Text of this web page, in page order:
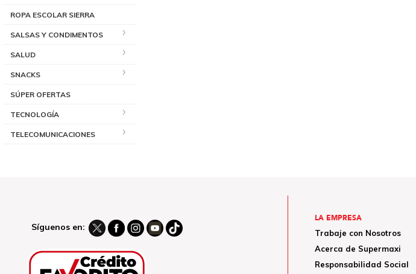
ROPA ESCOLAR SIERRA
SALSAS Y CONDIMENTOS
SALUD
SNACKS
SÚPER OFERTAS
TECNOLOGÍA
TELECOMUNICACIONES
Síguenos en:
LA EMPRESA
Trabaje con Nosotros
Acerca de Supermaxi
Responsabilidad Social